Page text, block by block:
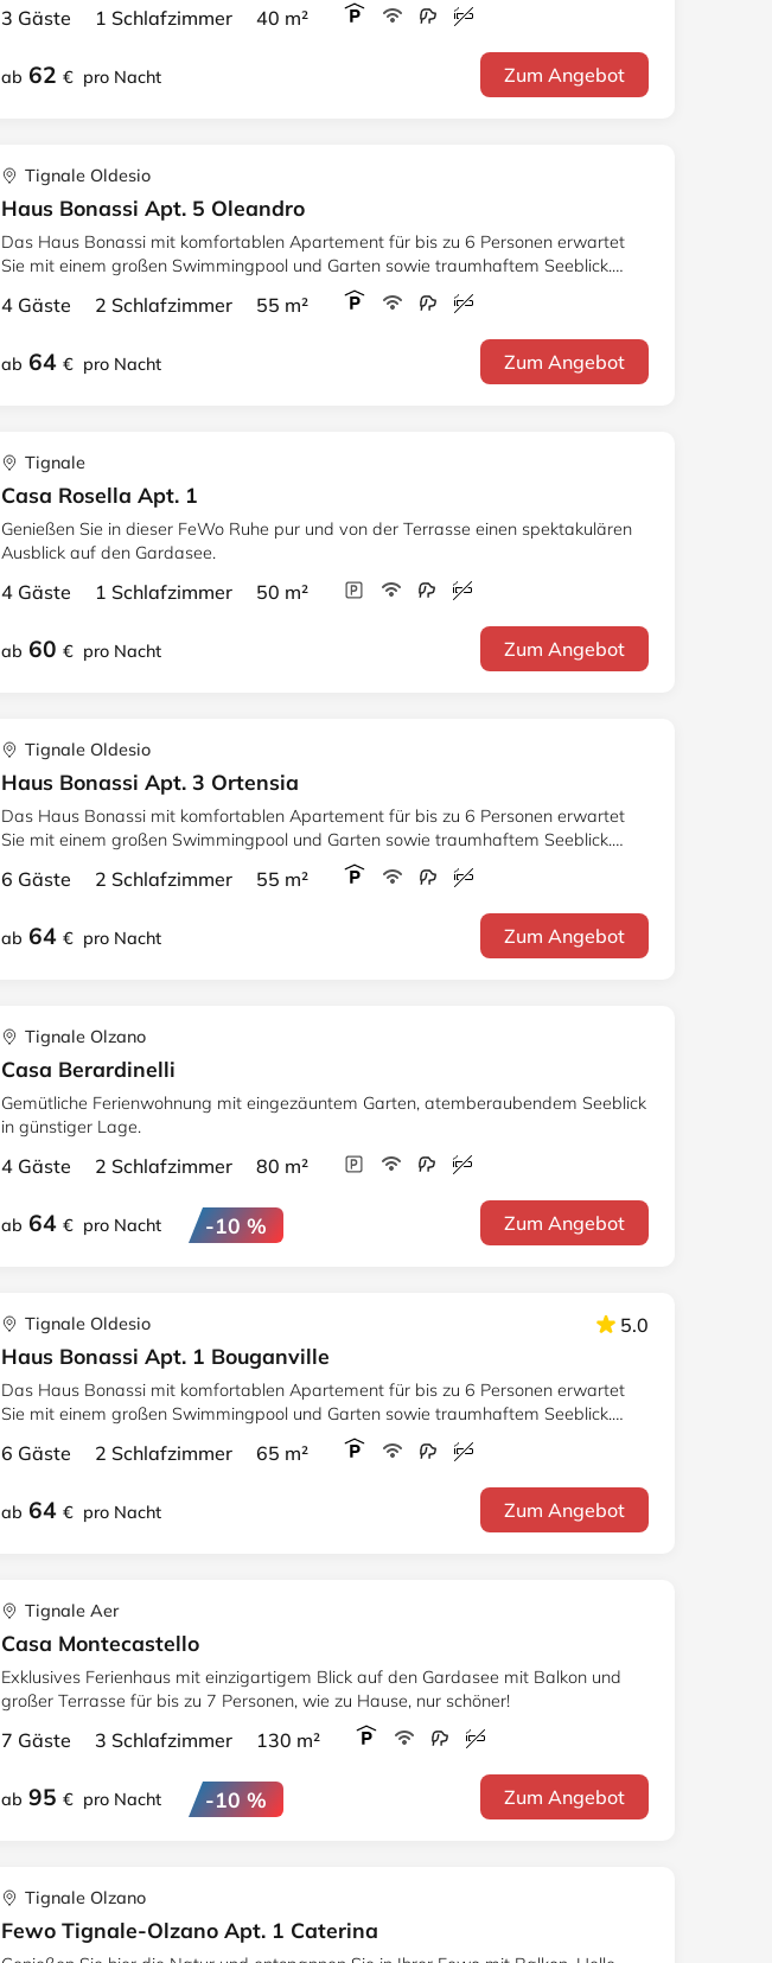
3 Gäste 1 Schlafzimmer 40 m²
ab 62 € pro Nacht Zum Angebot
Tignale Oldesio
Haus Bonassi Apt. 5 Oleandro
Das Haus Bonassi mit komfortablen Apartement für bis zu 6 Personen erwartet
Sie mit einem großen Swimmingpool und Garten sowie traumhaftem Seeblick.
4 Gäste 2 Schlafzimmer 55 m²
ab 64 € pro Nacht Zum Angebot
Tignale
Casa Rosella Apt. 1
Genießen Sie in dieser FeWo Ruhe pur und von der Terrasse einen spektakulären
Ausblick auf den Gardasee.
4 Gäste 1 Schlafzimmer 50 m²
ab 60 € pro Nacht Zum Angebot
Tignale Oldesio
Haus Bonassi Apt. 3 Ortensia
Das Haus Bonassi mit komfortablen Apartement für bis zu 6 Personen erwartet
Sie mit einem großen Swimmingpool und Garten sowie traumhaftem Seeblick.
6 Gäste 2 Schlafzimmer 55 m²
ab 64 € pro Nacht Zum Angebot
-10 %
Tignale Olzano
Casa Berardinelli
Gemütliche Ferienwohnung mit eingezäuntem Garten, atemberaubendem Seeblick
in günstiger Lage.
4 Gäste 2 Schlafzimmer 80 m²
ab 64 € pro Nacht Zum Angebot
Tignale Oldesio 5.0
Haus Bonassi Apt. 1 Bouganville
Das Haus Bonassi mit komfortablen Apartement für bis zu 6 Personen erwartet
Sie mit einem großen Swimmingpool und Garten sowie traumhaftem Seeblick.
6 Gäste 2 Schlafzimmer 65 m²
ab 64 € pro Nacht Zum Angebot
-10 %
Tignale Aer
Casa Montecastello
Exklusives Ferienhaus mit einzigartigem Blick auf den Gardasee mit Balkon und
großer Terrasse für bis zu 7 Personen, wie zu Hause, nur schöner!
7 Gäste 3 Schlafzimmer 130 m²
ab 95 € pro Nacht Zum Angebot
Tignale Olzano
Fewo Tignale-Olzano Apt. 1 Caterina